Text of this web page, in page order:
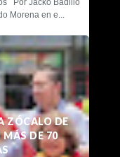
Morena en e...
ZÓCALO DE
DE 70